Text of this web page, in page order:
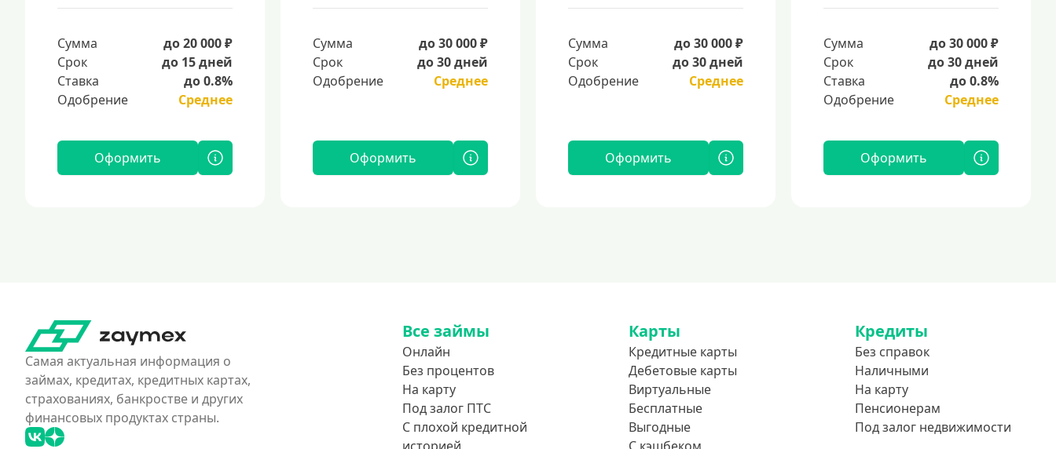
Сумма
до 20 000 ₽
Срок
до 15 дней
Ставка
до 0.8%
Одобрение
Среднее
Оформить
Сумма
до 30 000 ₽
Срок
до 30 дней
Одобрение
Среднее
Оформить
Сумма
до 30 000 ₽
Срок
до 30 дней
Одобрение
Среднее
Оформить
Сумма
до 30 000 ₽
Срок
до 30 дней
Ставка
до 0.8%
Одобрение
Среднее
Оформить
Самая актуальная информация о
займах, кредитах, кредитных картах,
страхованиях, банкростве и других
финансовых продуктах страны.
Все займы
Онлайн
Без процентов
На карту
Под залог ПТС
С плохой кредитной
Карты
Кредитные карты
Дебетовые карты
Виртуальные
Бесплатные
Выгодные
Кредиты
Без справок
Наличными
На карту
Пенсионерам
Под залог недвижимости